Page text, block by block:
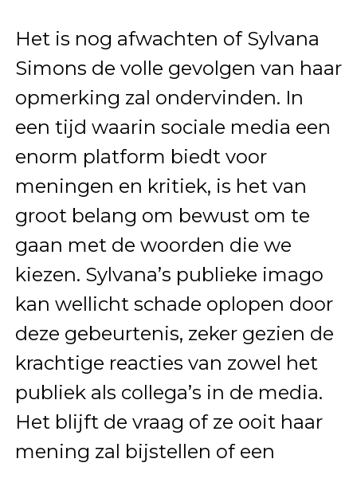
Het is nog afwachten of Sylvana
Simons de volle gevolgen van haar
opmerking zal ondervinden. In
een tijd waarin sociale media een
enorm platform biedt voor
meningen en kritiek, is het van
groot belang om bewust om te
gaan met de woorden die we
kiezen. Sylvana’s publieke imago
kan wellicht schade oplopen door
deze gebeurtenis, zeker gezien de
krachtige reacties van zowel het
publiek als collega’s in de media.
Het blijft de vraag of ze ooit haar
mening zal bijstellen of een